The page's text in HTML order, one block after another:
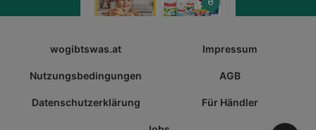
wogibtswas.at Impressum
Nutzungsbedingungen AGB
Datenschutzerklärung Für Händler